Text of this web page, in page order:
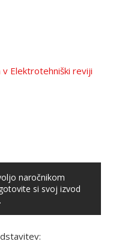
Elektrotehniški reviji
naročnikom
si svoj izvod